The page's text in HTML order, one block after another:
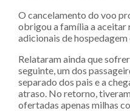
O cancelamento do voo
obrigou a família a
adicionais de hospedagem
Relataram ainda que
seguinte, um dos
separado dos pais e a
atraso. No retorno,
ofertadas apenas milhas